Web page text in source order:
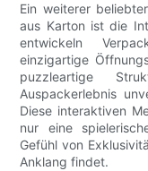
Ein weiterer
aus Karton ist die
entwickeln
einzigartige
puzzleartige
Auspackerlebnis
Diese interaktiven
nur eine
Gefühl von
Anklang findet.